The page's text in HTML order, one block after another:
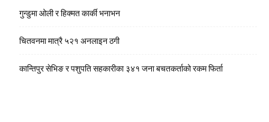
गुन्डुमा ओली र हिक्मत कार्की भनाभन
चितवनमा मात्रै ५२१ अनलाइन ठगी
कान्तिपुर सेभिङ र पशुपति सहकारीका ३४१ जना बचतकर्ताको रकम फिर्ता